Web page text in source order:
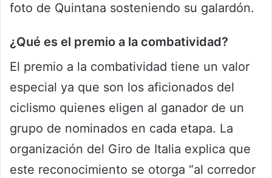
foto de Quintana sosteniendo su galardón.
¿Qué es el premio a la combatividad?
El premio a la combatividad tiene un valor
especial ya que son los aficionados del
ciclismo quienes eligen al ganador de un
grupo de nominados en cada etapa. La
organización del Giro de Italia explica que
este reconocimiento se otorga “al corredor